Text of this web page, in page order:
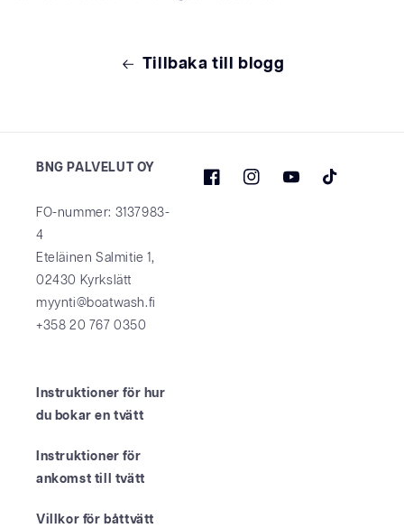
Tillbaka till blogg
BNG PALVELUT OY
FO-nummer: 3137983-
4
Eteläinen Salmitie 1,
02430 Kyrkslätt
myynti@boatwash.fi
+358 20 767 0350
Instruktioner för hur
du bokar en tvätt
Instruktioner för
ankomst till tvätt
Villkor för båttvätt
FacebookInstagramYouTubeTikTok